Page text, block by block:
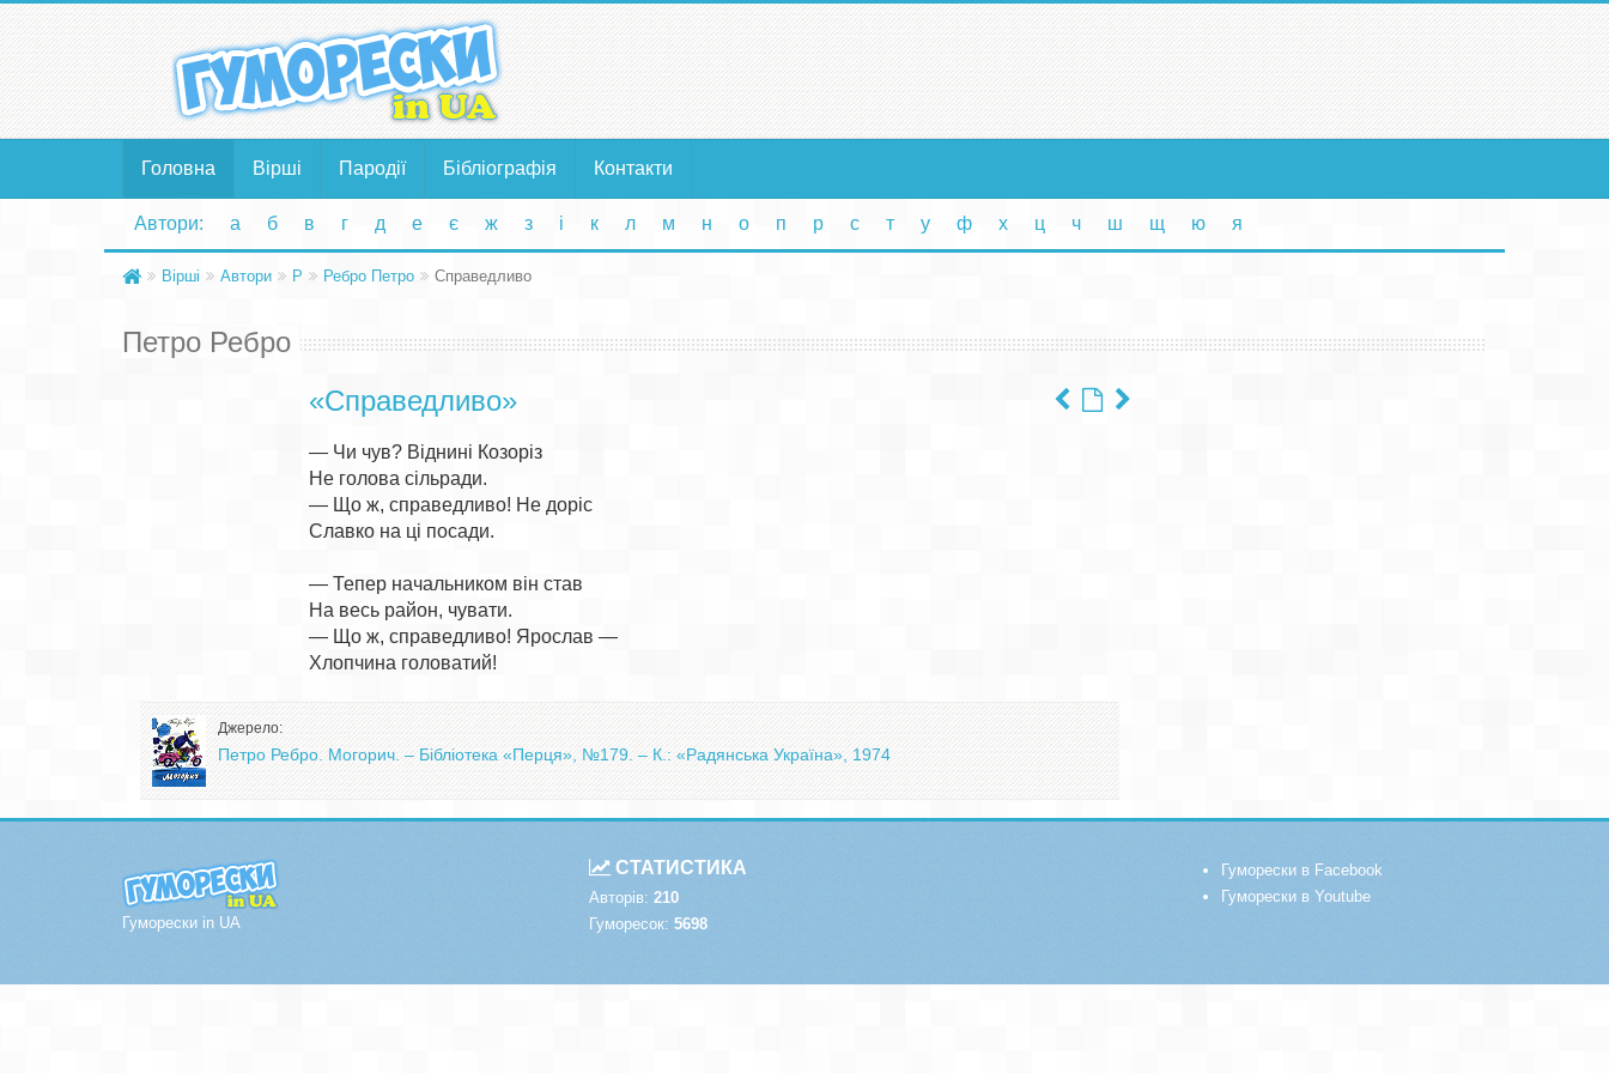
Головна Вірші Пародії Бібліографія Контакти
Автори: а б в г д е є ж з і к л м н о п р с т у ф х ц ч ш щ ю я
Вірші Автори Р Ребро Петро Справедливо
Петро Ребро
«Справедливо»
— Чи чув? Віднині Козоріз
Не голова сільради.
— Що ж, справедливо! Не доріс
Славко на ці посади.
— Тепер начальником він став
На весь район, чувати.
— Що ж, справедливо! Ярослав —
Джерело:
Петро Ребро. Могорич. – Бібліотека «Перця», №179. – К.: «Радянська Україна», 1974
Гуморески in UA
СТАТИСТИКА
Авторів: 210
Гуморесок: 5698
Гуморески в Facebook
Гуморески в Youtube